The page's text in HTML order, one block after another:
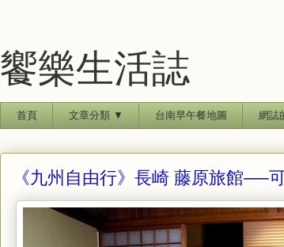
饗樂生活誌
首頁 文章分類 ▼ 台南早午餐地圖 網誌
《九州自由行》長崎 藤原旅館──